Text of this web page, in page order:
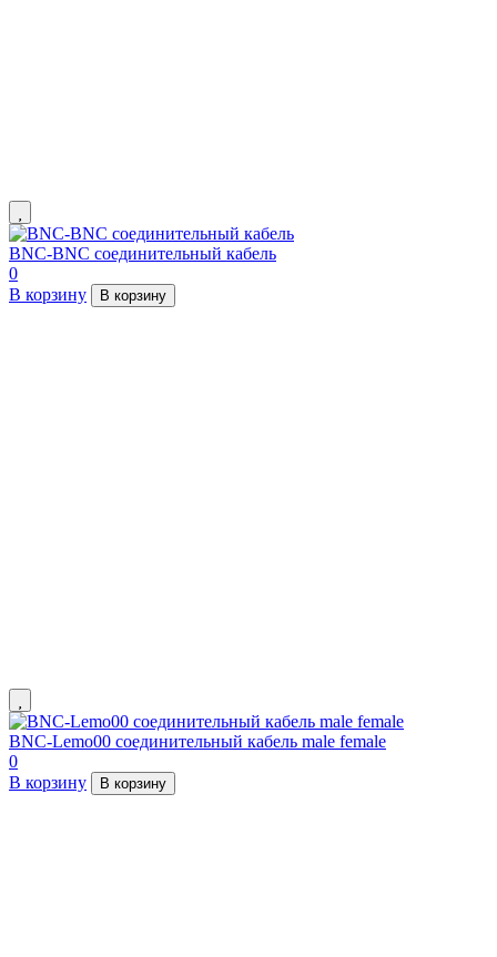
BNC-BNC соединительный кабель
0
В корзину
В корзину
BNC-Lemo00 соединительный кабель male female
0
В корзину
В корзину